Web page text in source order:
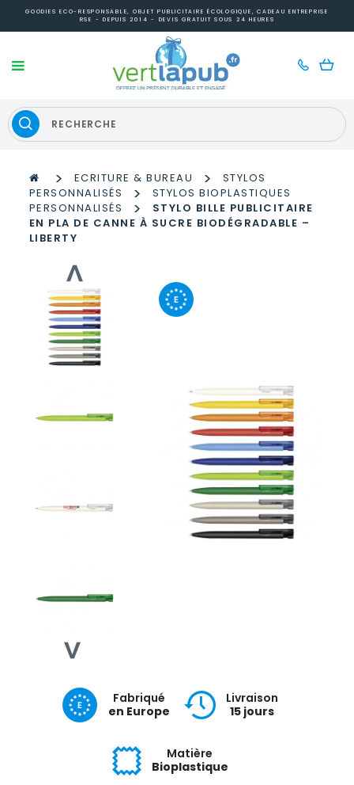
GOODIES ECO-RESPONSABLE, OBJET PUBLICITAIRE ÉCOLOGIQUE, CADEAU ENTREPRISE
RSE - DEPUIS 2014 - DEVIS GRATUIT SOUS 24 HEURES
> ECRITURE & BUREAU >
STYLOS
PERSONNALISÉS
>
STYLOS BIOPLASTIQUES
PERSONNALISÉS
>
STYLO BILLE PUBLICITAIRE
EN PLA DE CANNE À SUCRE BIODÉGRADABLE –
LIBERTY
Fabriqué
en Europe
Livraison
15 jours
Matière
Bioplastique